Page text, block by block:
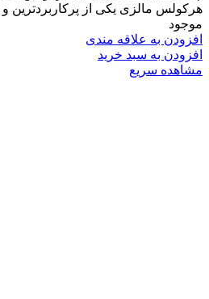
هرکولس مالزی یکی از
موجود
افزودن به علاقه مندی
افزودن به سبد خرید
مشاهده سریع